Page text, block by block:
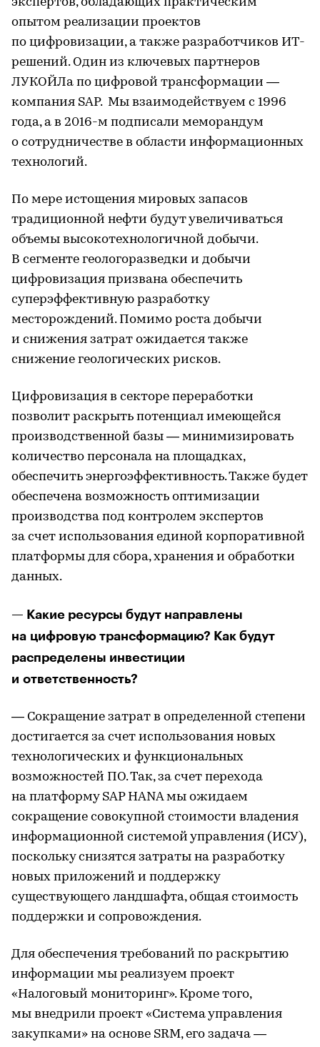
экспертов, обладающих практическим
опытом реализации проектов
по цифровизации, а также разработчиков ИТ-
решений. Один из ключевых партнеров
ЛУКОЙЛа по цифровой трансформации —
компания SAP. Мы взаимодействуем с 1996
года, а в 2016-м подписали меморандум
о сотрудничестве в области информационных
технологий.
По мере истощения мировых запасов
традиционной нефти будут увеличиваться
объемы высокотехнологичной добычи.
В сегменте геологоразведки и добычи
цифровизация призвана обеспечить
суперэффективную разработку
месторождений. Помимо роста добычи
и снижения затрат ожидается также
снижение геологических рисков.
Цифровизация в секторе переработки
позволит раскрыть потенциал имеющейся
производственной базы — минимизировать
количество персонала на площадках,
обеспечить энергоэффективность. Также будет
обеспечена возможность оптимизации
производства под контролем экспертов
за счет использования единой корпоративной
платформы для сбора, хранения и обработки
данных.
— Какие ресурсы будут направлены
на цифровую трансформацию? Как будут
распределены инвестиции
и ответственность?
— Сокращение затрат в определенной степени
достигается за счет использования новых
технологических и функциональных
возможностей ПО. Так, за счет перехода
на платформу SAP HANA мы ожидаем
сокращение совокупной стоимости владения
информационной системой управления (ИСУ),
поскольку снизятся затраты на разработку
новых приложений и поддержку
существующего ландшафта, общая стоимость
поддержки и сопровождения.
Для обеспечения требований по раскрытию
информации мы реализуем проект
«Налоговый мониторинг». Кроме того,
мы внедрили проект «Система управления
закупками» на основе SRM, его задача —